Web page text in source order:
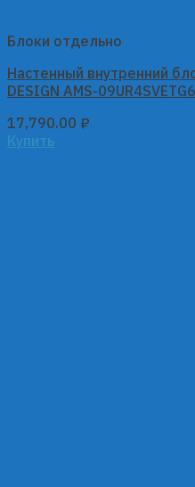
Блоки отдельно
Настенный внутренний
DESIGN AMS-
17,790.00 ₽
Купить